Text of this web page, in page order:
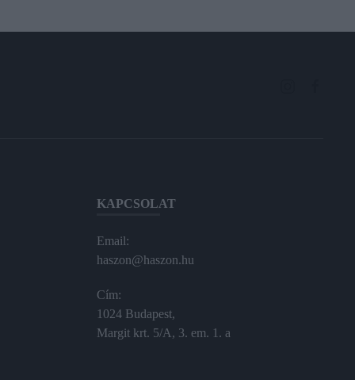
KAPCSOLAT
Email:
haszon@haszon.hu
Cím:
1024 Budapest,
Margit krt. 5/A, 3. em. 1. a